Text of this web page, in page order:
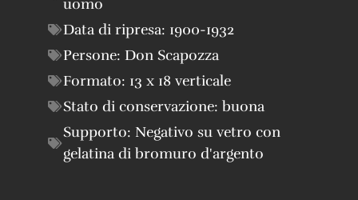
uomo
Data di ripresa: 1900-1932
Persone: Don Scapozza
Formato: 13 x 18 verticale
Stato di conservazione: buona
Supporto: Negativo su vetro con
gelatina di bromuro d'argento